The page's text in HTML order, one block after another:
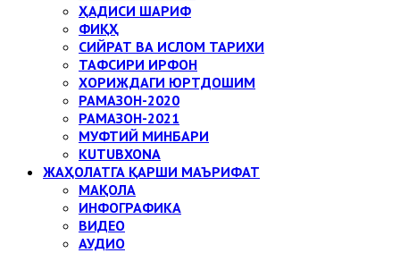
ҲАДИСИ ШАРИФ
ФИҚҲ
СИЙРАТ ВА ИСЛОМ ТАРИХИ
ТАФСИРИ ИРФОН
ХОРИЖДАГИ ЮРТДОШИМ
РАМАЗОН-2020
РАМАЗОН-2021
МУФТИЙ МИНБАРИ
KUTUBXONA
ЖАҲОЛАТГА ҚАРШИ МАЪРИФАТ
МАҚОЛА
ИНФОГРАФИКА
ВИДЕО
АУДИО